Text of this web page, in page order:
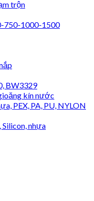
trộn
750-1000-1500
BW3329
kín nước
PEX, PA, PU, NYLON
Silicon, nhựa